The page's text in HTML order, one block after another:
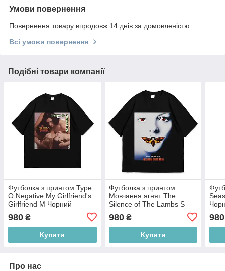
Умови повернення
Повернення товару впродовж 14 днів за домовленістю
Всі умови повернення
Подібні товари компанії
Футболка з принтом Type
O Negative My Girlfriend's
Girlfriend M Чорний
980 ₴
Купити
Футболка з принтом
Мовчання ягнят The
Silence of The Lambs S
980₴
Купити
980
Про нас